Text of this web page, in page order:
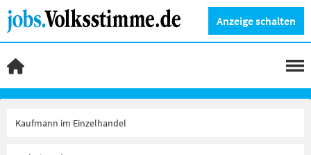
Anzeige schalten